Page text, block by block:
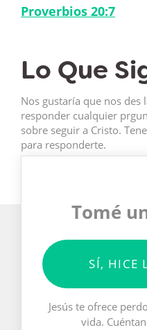
Proverbios 20:7
Lo Que
Nos gustaría que nos
responder cualquier
sobre seguir a Cristo.
para responderte.
Tomé
SÍ, HICE
Jesús te ofrece
vida.